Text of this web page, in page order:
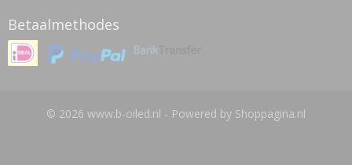
Betaalmethodes
© 2026 www.b-oiled.nl - Powered by Shoppagina.nl